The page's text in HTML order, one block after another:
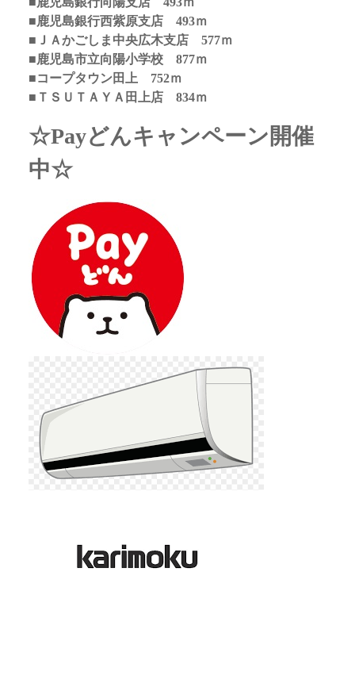
■鹿児島銀行西紫原支店 493ｍ
■ＪＡかごしま中央広木支店 577ｍ
■鹿児島市立向陽小学校 877ｍ
■コープタウン田上 752ｍ
■ＴＳＵＴＡＹＡ田上店 834ｍ
☆Payどんキャンペーン開催
中☆